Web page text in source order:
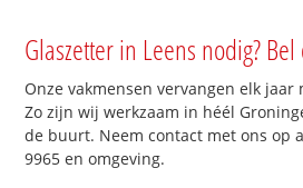
Glaszetter in Leens nodig?
Onze vakmensen vervangen elk
Zo zijn wij werkzaam in héél
de buurt. Neem contact met ons op
9965 en omgeving.